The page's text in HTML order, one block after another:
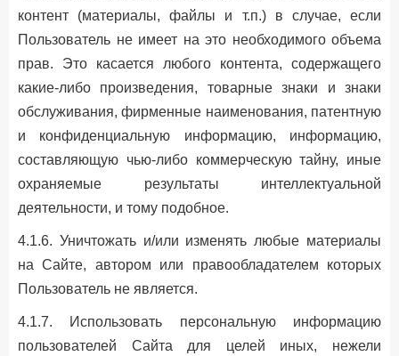
контент (материалы, файлы и т.п.) в случае, если
Пользователь не имеет на это необходимого объема
прав. Это касается любого контента, содержащего
какие-либо произведения, товарные знаки и знаки
обслуживания, фирменные наименования, патентную
и конфиденциальную информацию, информацию,
составляющую чью-либо коммерческую тайну, иные
охраняемые результаты интеллектуальной
деятельности, и тому подобное.
4.1.6. Уничтожать и/или изменять любые материалы
на Сайте, автором или правообладателем которых
Пользователь не является.
4.1.7. Использовать персональную информацию
пользователей Сайта для целей иных, нежели